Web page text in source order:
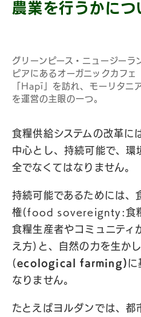
農業を行うかにつ
グリーンピース・ニュージーラ
ピアにあるオーガニックカフェ
「Hapī」を訪れ、モーリタニ
を運営の主眼の一つ。
食糧供給システムの改革に
中心とし、持続可能で、環
全でなくてはなりません。
持続可能であるためには、
権(food sovereignty:食糧
食糧生産者やコミュニティ
え方)と、自然の力を生か
(ecological farming)に
なりません。
たとえばヨルダンでは、都